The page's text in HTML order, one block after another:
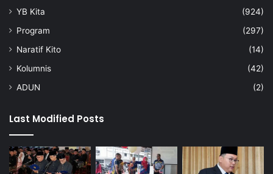
YB Kita
(924)
Program
(297)
Naratif Kito
(14)
Kolumnis
(42)
ADUN
(2)
Last Modified Posts